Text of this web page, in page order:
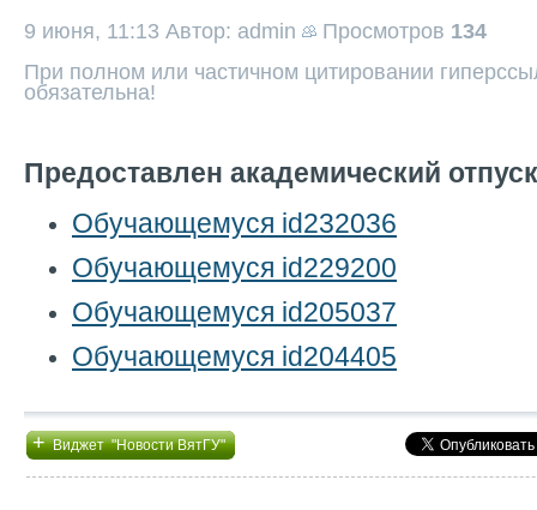
9 июня, 11:13 Автор: admin Просмотров 134
При полном или частичном цитировании
обязательна!
Предоставлен академический
Обучающемуся id232036
Обучающемуся id229200
Обучающемуся id205037
Обучающемуся id204405
+Виджет "Новости ВятГУ"